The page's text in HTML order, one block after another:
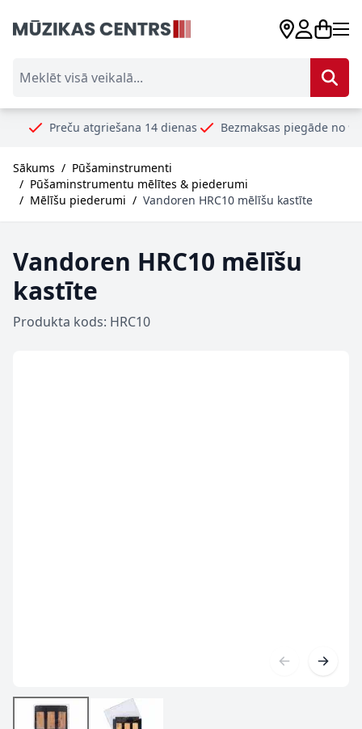
atgriešana 14 dienas Bezmaksas piegāde no 99€
Sākums / Pūšaminstrumenti
/ Pūšaminstrumentu mēlītes & piederumi
/ Mēlīšu piederumi / Vandoren HRC10 mēlīšu kastīte
Vandoren HRC10 mēlīšu
kastīte
Produkta kods: HRC10